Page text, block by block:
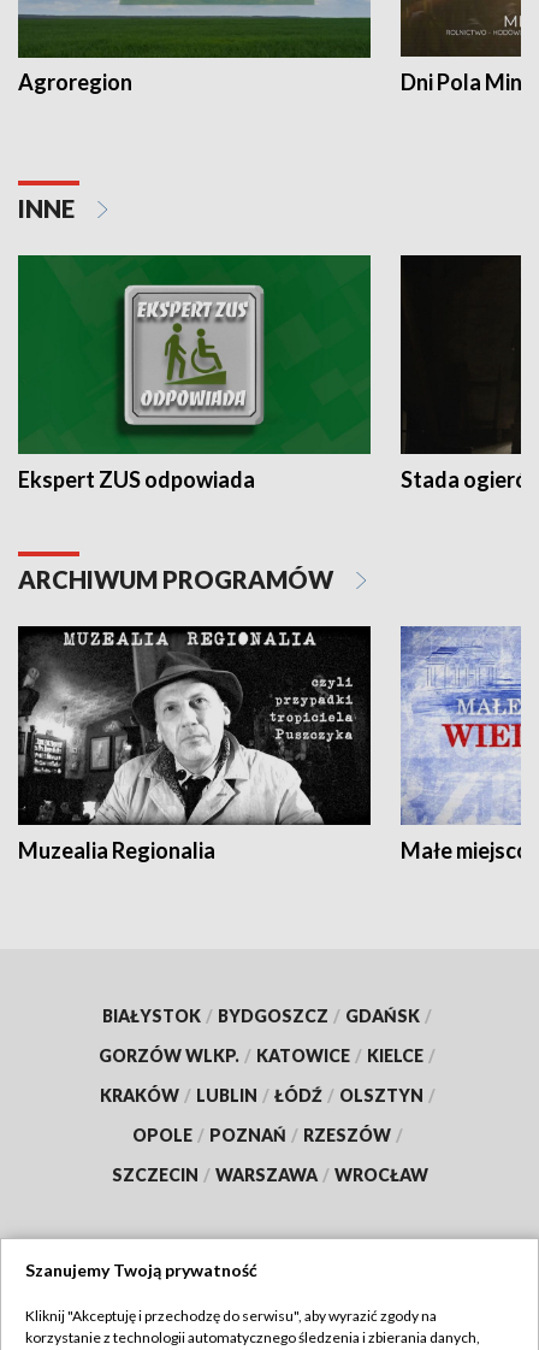
Agroregion Dni Pola
INNE
Ekspert ZUS odpowiada Stada
ARCHIWUM PROGRAMÓW
Muzealia Regionalia Małe
BIAŁYSTOK / BYDGOSZCZ / GDAŃSK /
GORZÓW WLKP. / KATOWICE / KIELCE /
KRAKÓW / LUBLIN / ŁÓDŹ / OLSZTYN /
OPOLE / POZNAŃ / RZESZÓW /
SZCZECIN / WARSZAWA / WROCŁAW
TVP
Szanujemy Twoją prywatność
Kliknij "Akceptuję i przechodzę do serwisu", aby wyrazić zgody na
korzystanie z technologii automatycznego śledzenia i zbierania danych,